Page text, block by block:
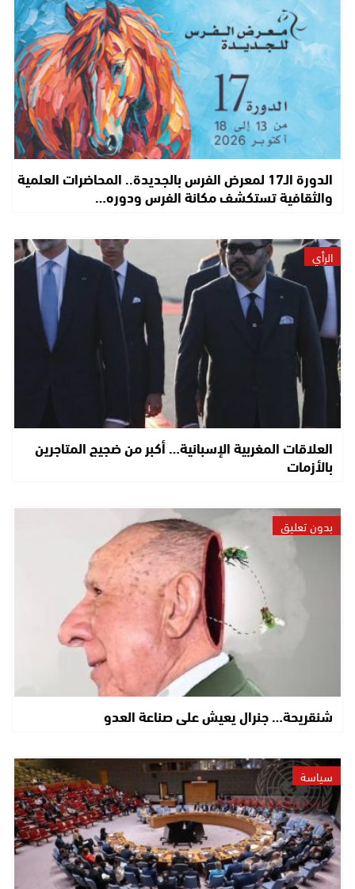
الدورة الـ17 لمعرض الفرس بالجديدة.. المحاضرات العلمية
والثقافية تستكشف مكانة الفرس ودوره…
الرأي
العلاقات المغربية الإسبانية… أكبر من ضجيج المتاجرين
بالأزمات
بدون تعليق
شنقريحة… جنرال يعيش على صناعة العدو
سياسة